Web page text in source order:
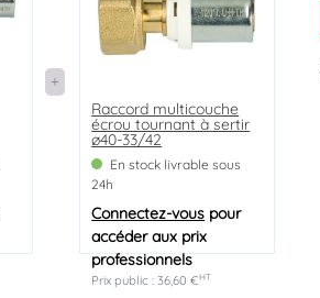
Raccord multicouche
écrou tournant à sertir
ø40-33/42
En stock livrable sous
24h
Connectez-vous pour
accéder aux prix
professionnels
Prix public : 36,60 €HT